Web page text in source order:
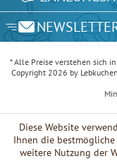
* Alle Preise verstehen sich
Copyright 2026 by
Diese Website
Ihnen die
weitere Nutzung der